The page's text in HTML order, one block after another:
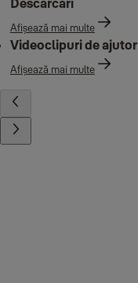
Afișează mai multe
Videoclipuri de ajutor
Afișează mai multe